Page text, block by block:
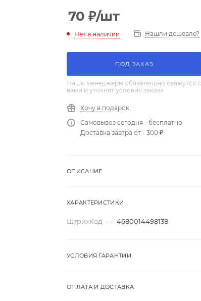
70 ₽/шт
Нет в наличии Нашли дешевле?
ПОД ЗАКАЗ
Наши менеджеры обязательно свяжутся с
вами и уточнят условия заказа
Хочу в подарок
Самовывоз сегодня - бесплатно
Доставка завтра от - 300 ₽
ОПИСАНИЕ
ХАРАКТЕРИСТИКИ
ШтрихКод — 4680014498138
УСЛОВИЯ ГАРАНТИИ
ОПЛАТА И ДОСТАВКА